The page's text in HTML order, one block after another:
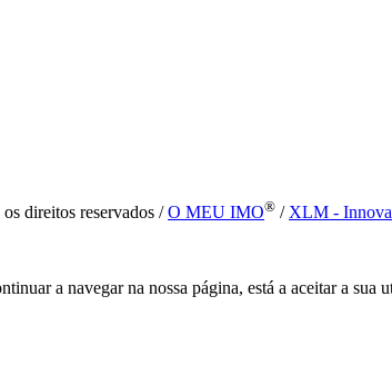
direitos reservados /O MEU IMO® / XLM -
a navegar na nossa página, está a aceitar a sua